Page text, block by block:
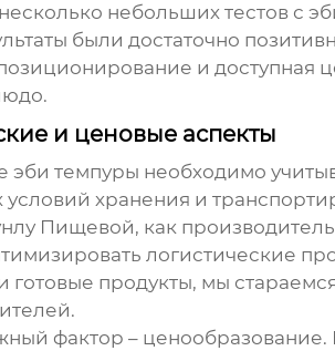
небольших тестов с
были достаточно
и доступная
и ценовые аспекты
эби темпуры необходимо
хранения и
Пищевой, как
логистические
готовые продукты, мы
фактор – ценообразование.